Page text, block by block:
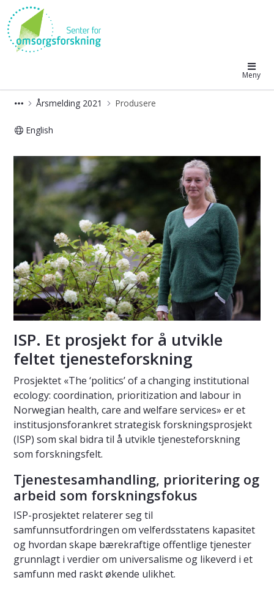
Senter for omsorgsforskning
Meny
Årsmelding 2021 Produsere
English
Produsere
ISP. Et prosjekt for å utvikle
feltet tjenesteforskning
Prosjektet «The ‘politics’ of a changing institutional
ecology: coordination, prioritization and labour in
Norwegian health, care and welfare services» er et
institusjonsforankret strategisk forskningsprosjekt
(ISP) som skal bidra til å utvikle tjenesteforskning
som forskningsfelt.
Tjenestesamhandling, prioritering og
arbeid som forskningsfokus
ISP-prosjektet relaterer seg til
samfunnsutfordringen om velferdsstatens kapasitet
og hvordan skape bærekraftige offentlige tjenester
grunnlagt i verdier om universalisme og likeverd i et
samfunn med raskt økende ulikhet.